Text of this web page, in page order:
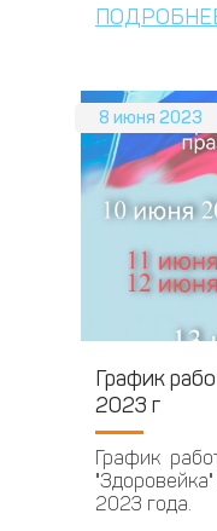
8 июня 2023
График
2023 г
График
2023 года.